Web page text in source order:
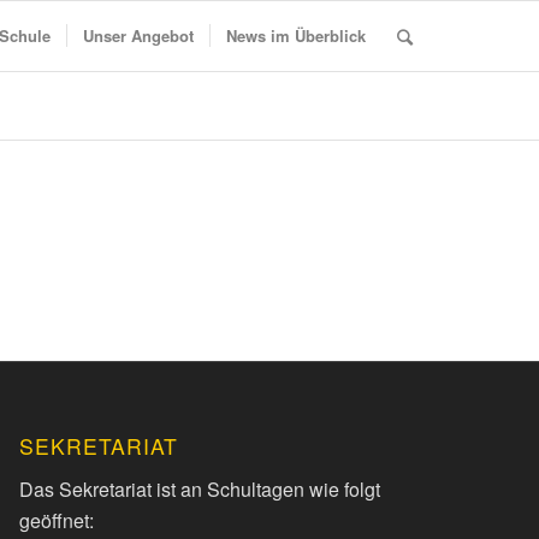
Unser Angebot News im Überblick
SEKRETARIAT
Das Sekretariat ist an Schultagen wie folgt
geöffnet: